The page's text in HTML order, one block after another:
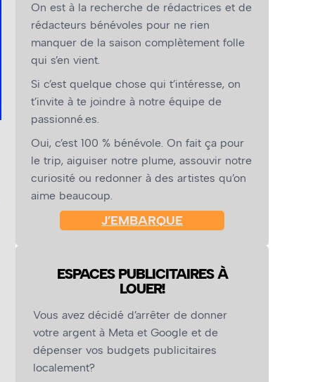
On est à la recherche de rédactrices et de
rédacteurs bénévoles pour ne rien
manquer de la saison complètement folle
qui s’en vient.
Si c’est quelque chose qui t’intéresse, on
t’invite à te joindre à notre équipe de
passionné.es.
Oui, c’est 100 % bénévole. On fait ça pour
le trip, aiguiser notre plume, assouvir notre
curiosité ou redonner à des artistes qu’on
aime beaucoup.
J’EMBARQUE
ESPACES PUBLICITAIRES À
LOUER!
Vous avez décidé d’arrêter de donner
votre argent à Meta et Google et de
dépenser vos budgets publicitaires
localement?